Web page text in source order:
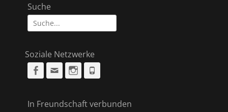
Suche
Suche
nach:
Soziale Netzwerke
Facebook
Email Instagram
In Freundschaft verbunden